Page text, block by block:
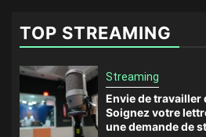
TOP STREAMING
Streaming
Envie de travailler
Soignez votre
une demande de